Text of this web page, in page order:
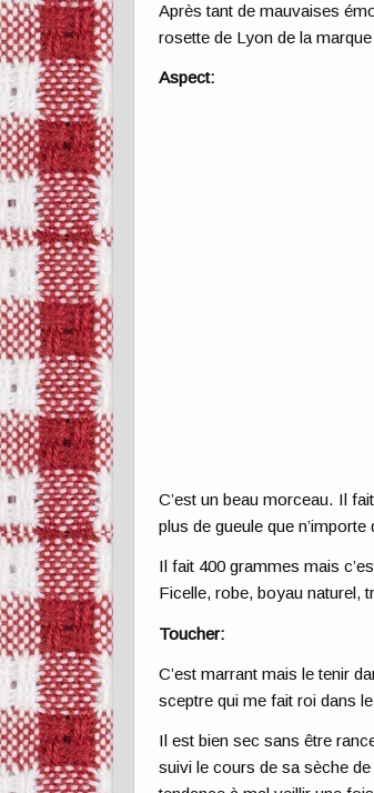
Après tant de mauvaises
rosette de Lyon de la
Aspect:
C’est un beau morceau. Il
plus de gueule que
Il fait 400 grammes mais
Ficelle, robe, boyau naturel,
Toucher:
C’est marrant mais le tenir
sceptre qui me fait roi dans
Il est bien sec sans être
suivi le cours de sa sèche